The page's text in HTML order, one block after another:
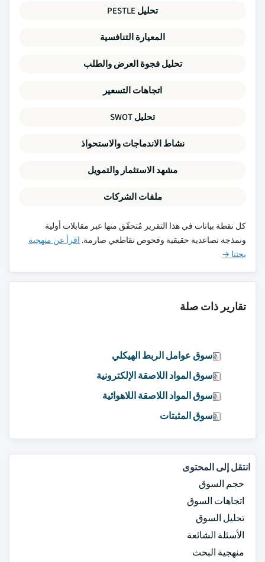
تحليل PESTLE
المعيارة التنافسية
تحليل فجوة العرض والطلب
اتجاهات التسعير
تحليل SWOT
نشاط الاندماجات والاستحواذ
مشهد الاستثمار والتمويل
ملفات الشركات
كل نقطة بيانات في هذا التقرير مُتحقّق منها عبر مقابلات أولية
ونمذجة تصاعدية حقيقية وفحوص تقاطعي صارمة. اقرأ عن منهجية
بحثنا →
تقارير ذات صلة
سوق عوامل الربط الهيكلي
سوق المواد اللاصقة الإلكترونية
سوق المواد اللاصقة اللاهوائية
سوق المثبتات
انتقل إلى المحتوى
حجم السوق
اتجاهات السوق
تحليل السوق
الأسئلة الشائعة
منهجية البحث